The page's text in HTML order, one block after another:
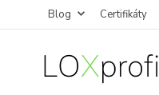
Blog Certifikáty